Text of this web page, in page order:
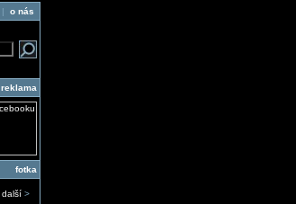
| o nás
reklama
fotka
další>